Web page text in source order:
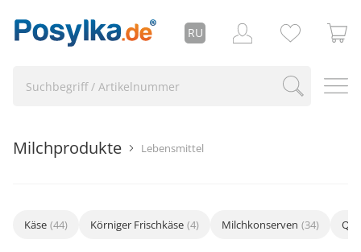
RU
Lebensmittel
Milchprodukte
Käse (44) Körniger Frischkäse (4) Milchkonserven (34)